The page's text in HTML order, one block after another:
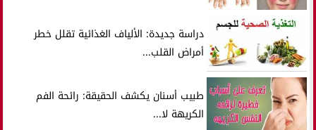
دراسة جديدة: الألياف الغذائية تقلل خطر
أمراض القلب...
طبيب أسنان يكشف الحقيقة: رائحة الفم
الكريهة لا...